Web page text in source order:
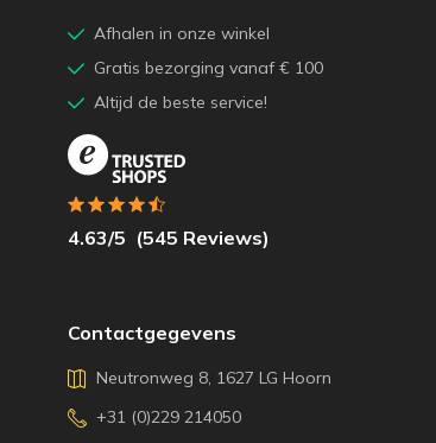
Contactgegevens
Neutronweg 8, 1627 LG Hoorn
+31 (0)229 214050
Afhalen in onze winkel
Gratis bezorging vanaf € 100
Altijd de beste service!
4.63/5 (545 Reviews)